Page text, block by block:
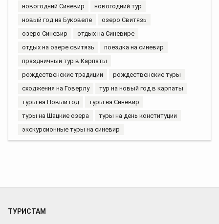
новогодний Синевир
новогодний тур
новый год на Буковеле
озеро Свитязь
озеро Синевир
отдых на Синевире
отдых на озере свитязь
поездка на синевир
праздничный тур в Карпаты
рождественские традиции
рождественские туры
сходження на Говерлу
тур на новый год в карпаты
туры на Новый год
туры на Синевир
туры на Шацкие озера
туры на день конституции
экскурсионные туры на синевир
ТУРИСТАМ